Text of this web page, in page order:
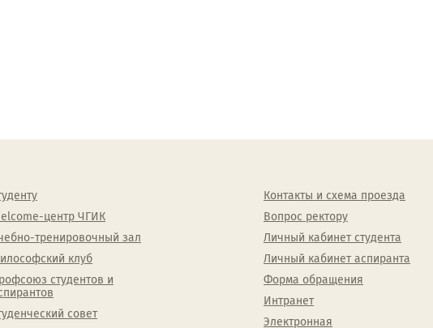
центр ЧГИК
тренировочный зал
клуб
студентов и
совет
Контакты и схема проезда
Вопрос ректору
Личный кабинет студента
Личный кабинет аспиранта
Форма обращения
Интранет
Электронная